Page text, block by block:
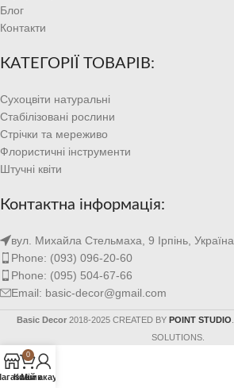
Блог
Контакти
КАТЕГОРІЇ ТОВАРІВ:
Сухоцвіти натуральні
Стабілізовані рослини
Стрічки та мереживо
Флористичні інструменти
Штучні квіти
Контактна інформація:
вул. Михайла Стельмаха, 9 Ірпінь, Україна
Phone: (093) 096-20-60
Phone: (095) 504-67-66
Email: basic-decor@gmail.com
Basic Decor 2018-2025 CREATED BY POINT STUDIO
SOLUTIONS.
0
Кошик
Мій акаунт